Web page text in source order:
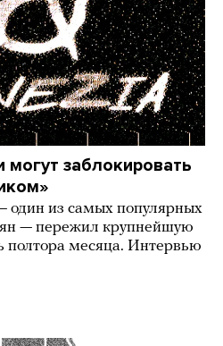
могут заблокировать
из самых популярных
— пережил крупнейшую
полтора месяца. Интервью